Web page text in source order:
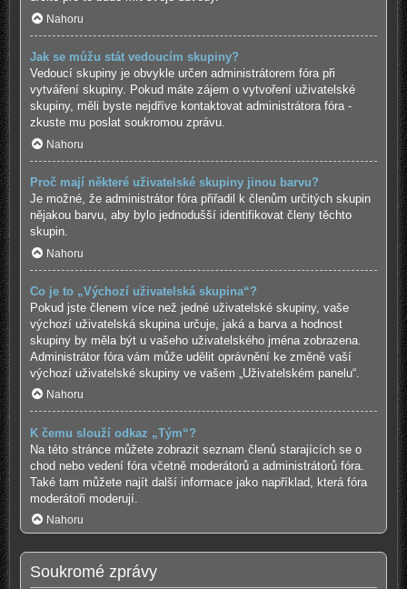
Nahoru
Jak se můžu stát vedoucím skupiny?
Vedoucí skupiny je obvykle určen administrátorem fóra při
vytváření skupiny. Pokud máte zájem o vytvoření uživatelské
skupiny, měli byste nejdříve kontaktovat administrátora fóra -
zkuste mu poslat soukromou zprávu.
Nahoru
Proč mají některé uživatelské skupiny jinou barvu?
Je možné, že administrátor fóra přiřadil k členům určitých skupin
nějakou barvu, aby bylo jednodušší identifikovat členy těchto
skupin.
Nahoru
Co je to „Výchozí uživatelská skupina“?
Pokud jste členem více než jedné uživatelské skupiny, vaše
výchozí uživatelská skupina určuje, jaká a barva a hodnost
skupiny by měla být u vašeho uživatelského jména zobrazena.
Administrátor fóra vám může udělit oprávnění ke změně vaší
výchozí uživatelské skupiny ve vašem „Uživatelském panelu“.
Nahoru
K čemu slouží odkaz „Tým“?
Na této stránce můžete zobrazit seznam členů starajících se o
chod nebo vedení fóra včetně moderátorů a administrátorů fóra.
Také tam můžete najít další informace jako například, která fóra
moderátoři moderují.
Nahoru
Soukromé zprávy